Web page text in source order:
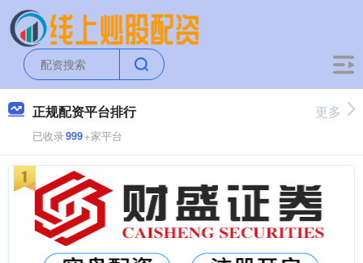
正规配资平台排行
已收录999+家平台
更多